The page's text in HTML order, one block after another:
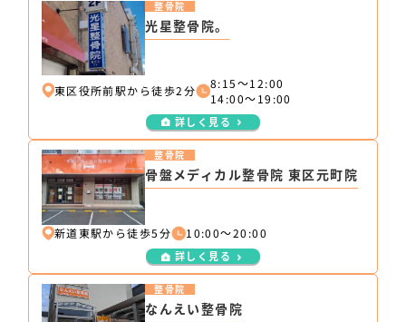
光星整骨院。
整骨院
東区役所前駅から徒歩2分
8:15～12:00
14:00～19:00
詳しく見る
骨盤メディカル整骨院 東区元町院
整骨院
新道東駅から徒歩5分 10:00～20:00
詳しく見る
なんえい整骨院
整骨院